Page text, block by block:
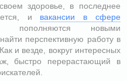
здоровье, в последнее
и вакансии в сфере
пополняются новыми
перспективную работу в
и везде, вокруг интересных
быстро перерастающий в